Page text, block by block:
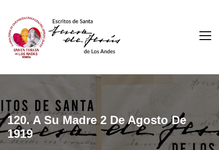
content
120. A Su Madre 2 De Agosto De
1919